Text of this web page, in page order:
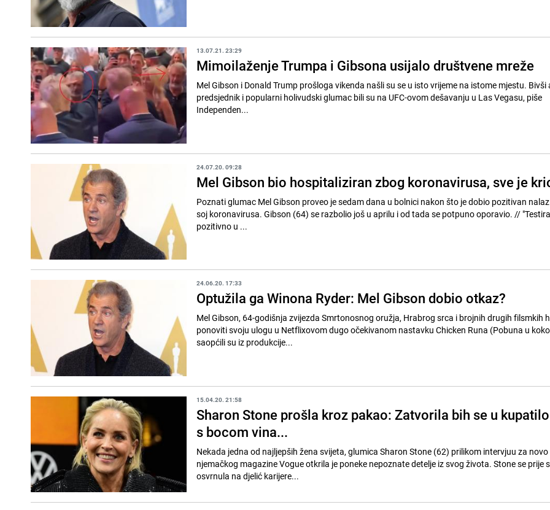
13.07.21. 23:29
Mimoilaženje Trumpa i Gibsona usijalo društvene mreže
Mel Gibson i Donald Trump prošloga vikenda našli su se u isto vrijeme na istome mjestu. Bivši
predsjednik i popularni holivudski glumac bili su na UFC-ovom dešavanju u Las Vegasu, piše
Independen...
24.07.20. 09:28
Mel Gibson bio hospitaliziran zbog koronavirusa, sve je
Poznati glumac Mel Gibson proveo je sedam dana u bolnici nakon što je dobio pozitivan
soj koronavirusa. Gibson (64) se razbolio još u aprilu i od tada se potpuno oporavio. // "Testiran je
pozitivno u ...
24.06.20. 17:33
Optužila ga Winona Ryder: Mel Gibson dobio otkaz?
Mel Gibson, 64-godišnja zvijezda Smrtonosnog oružja, Hrabrog srca i brojnih drugih filsmkih
ponoviti svoju ulogu u Netflixovom dugo očekivanom nastavku Chicken Runa (Pobuna u
saopćili su iz produkcije...
15.04.20. 21:58
Sharon Stone prošla kroz pakao: Zatvorila bih se u kupatilo
s bocom vina...
Nekada jedna od najljepših žena svijeta, glumica Sharon Stone (62) prilikom intervjuu za
njemačkog magazine Vogue otkrila je poneke nepoznate detelje iz svog života. Stone se prije
osvrnula na djelić karijere...